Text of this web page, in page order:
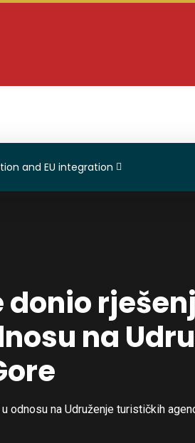
and EU integration
na
odnosu na Udruženje turističkih